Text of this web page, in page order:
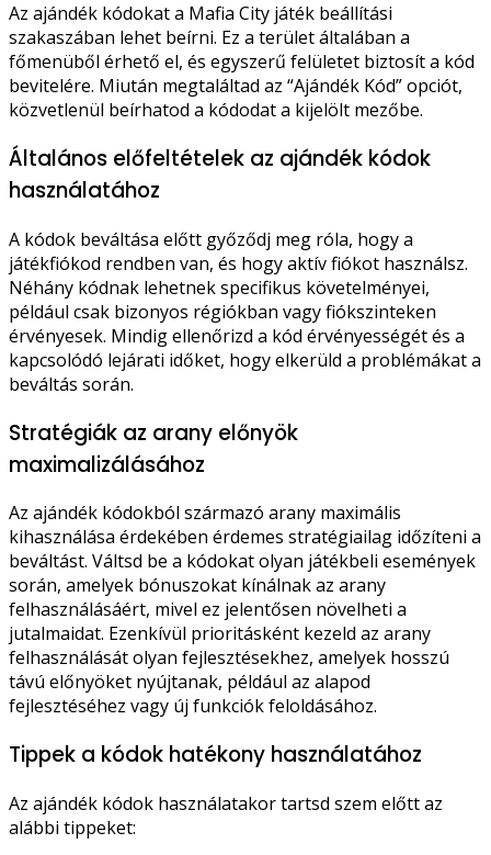
Az ajándék kódokat a Mafia City játék beállítási
szakaszában lehet beírni. Ez a terület általában a
főmenüből érhető el, és egyszerű felületet biztosít a kód
bevitelére. Miután megtaláltad az “Ajándék Kód” opciót,
közvetlenül beírhatod a kódodat a kijelölt mezőbe.
Általános előfeltételek az ajándék kódok
használatához
A kódok beváltása előtt győződj meg róla, hogy a
játékfiókod rendben van, és hogy aktív fiókot használsz.
Néhány kódnak lehetnek specifikus követelményei,
például csak bizonyos régiókban vagy fiókszinteken
érvényesek. Mindig ellenőrizd a kód érvényességét és a
kapcsolódó lejárati időket, hogy elkerüld a problémákat a
beváltás során.
Stratégiák az arany előnyök
maximalizálásához
Az ajándék kódokból származó arany maximális
kihasználása érdekében érdemes stratégiailag időzíteni a
beváltást. Váltsd be a kódokat olyan játékbeli események
során, amelyek bónuszokat kínálnak az arany
felhasználásáért, mivel ez jelentősen növelheti a
jutalmaidat. Ezenkívül prioritásként kezeld az arany
felhasználását olyan fejlesztésekhez, amelyek hosszú
távú előnyöket nyújtanak, például az alapod
fejlesztéséhez vagy új funkciók feloldásához.
Tippek a kódok hatékony használatához
Az ajándék kódok használatakor tartsd szem előtt az
alábbi tippeket: